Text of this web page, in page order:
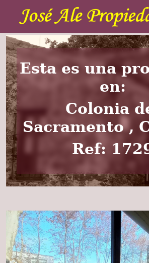
Esta es una
en:
Colonia
Sacramento ,
Ref: